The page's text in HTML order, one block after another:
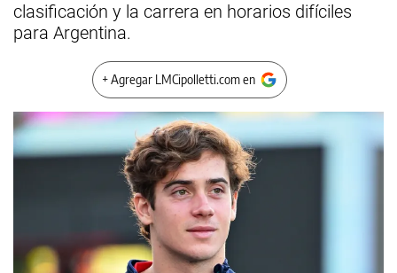
clasificación y la carrera en horarios difíciles
para Argentina.
+ Agregar LMCipolletti.com en